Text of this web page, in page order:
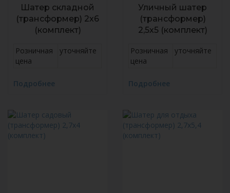
Шатер складной
(трансформер) 2х6
(комплект)
Розничная
цена
уточняйте
Подробнее
Уличный шатер
(трансформер)
2,5х5 (комплект)
Розничная
цена
уточняйте
Подробнее